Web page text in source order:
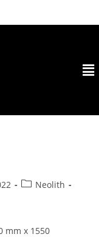
Neolith
mm x 1550